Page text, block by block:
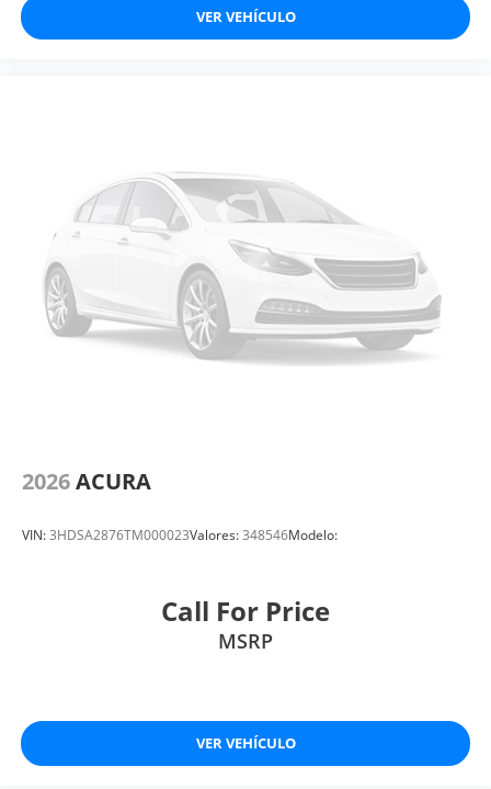
VER VEHÍCULO
2026ACURA
VIN:3HDSA2876TM000023Valores:348546Modelo:
Call For Price
MSRP
VER VEHÍCULO